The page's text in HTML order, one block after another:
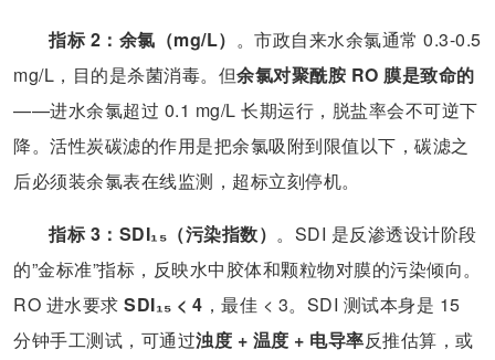
指标 2：余氯（mg/L） 。市政自来水余氯通常 0.3-0.5
mg/L，目的是杀菌消毒。但余氯对聚酰胺 RO 膜是致命的
——进水余氯超过 0.1 mg/L 长期运行，脱盐率会不可逆下
降。活性炭碳滤的作用是把余氯吸附到限值以下，碳滤之
后必须装余氯表在线监测，超标立刻停机。
指标 3：SDI₁₅（污染指数） 。SDI 是反渗透设计阶段
的”金标准”指标，反映水中胶体和颗粒物对膜的污染倾向。
RO 进水要求 SDI₁₅ < 4 ，最佳 < 3。SDI 测试本身是 15
分钟手工测试，可通过浊度 + 温度 + 电导率反推估算，或